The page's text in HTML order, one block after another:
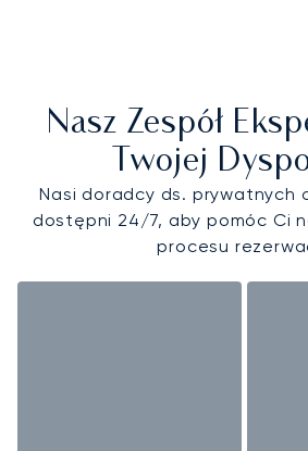
Nasz Zespół
Twojej
Nasi doradcy ds. prywatnych
dostępni 24/7, aby pomóc Ci
procesu